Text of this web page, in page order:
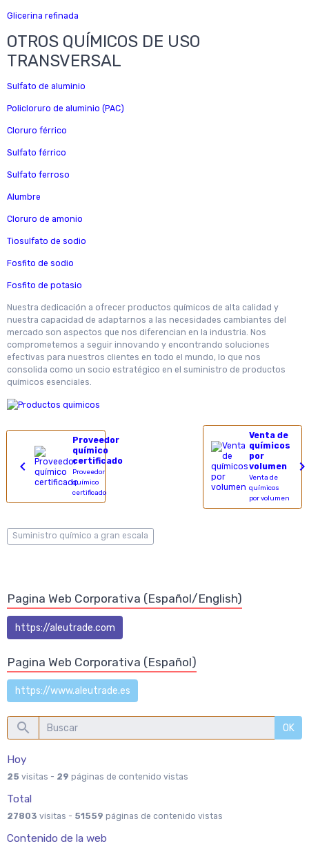
Glicerina refinada
OTROS QUÍMICOS DE USO
TRANSVERSAL
Sulfato de aluminio
Policloruro de aluminio (PAC)
Cloruro férrico
Sulfato férrico
Sulfato ferroso
Alumbre
Cloruro de amonio
Tiosulfato de sodio
Fosfito de sodio
Fosfito de potasio
Nuestra dedicación a ofrecer productos químicos de alta calidad y
nuestra capacidad de adaptarnos a las necesidades cambiantes del
mercado son aspectos que nos diferencian en la industria. Nos
comprometemos a seguir innovando y encontrando soluciones
efectivas para nuestros clientes en todo el mundo, lo que nos
consolida como un socio estratégico en el suministro de productos
químicos esenciales.
Proveedor
químico
certificado
Proveedor
químico
certificado
Venta de
químicos
por
volumen
Venta de
químicos
por volumen
Suministro químico a gran escala
Pagina Web Corporativa (Español/English)
https://aleutrade.com
Pagina Web Corporativa (Español)
https://www.aleutrade.es
OK
Hoy
25 visitas - 29 páginas de contenido vistas
Total
27803 visitas - 51559 páginas de contenido vistas
Contenido de la web